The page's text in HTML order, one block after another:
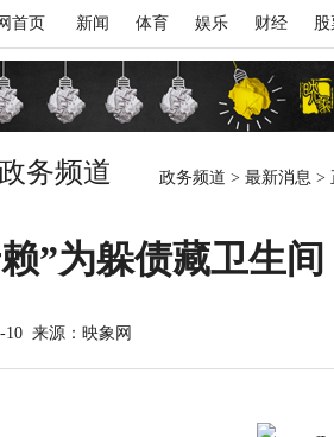
首页 新闻 体育 娱乐 财经 股
务频道 政务频道 > 最新消息 >
”为躲债藏卫生
10 来源：映象网